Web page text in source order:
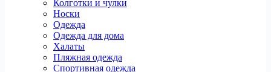
Колготки и чулки
Носки
Одежда
Одежда для дома
Халаты
Пляжная одежда
Спортивная одежда